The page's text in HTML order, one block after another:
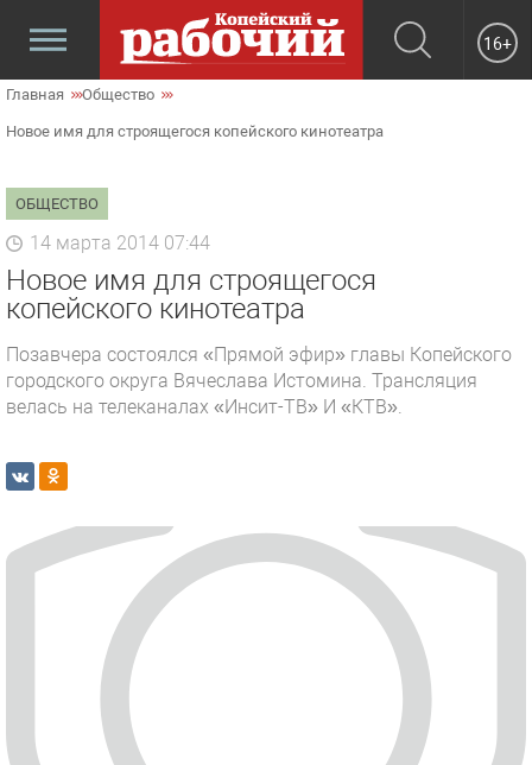
16+
Главная Общество
Новое имя для строящегося копейского кинотеатра
ОБЩЕСТВО
14 марта 2014 07:44
Новое имя для строящегося
копейского кинотеатра
Позавчера состоялся «Прямой эфир» главы Копейского
городского округа Вячеслава Истомина. Трансляция
велась на телеканалах «Инсит-ТВ» И «КТВ».